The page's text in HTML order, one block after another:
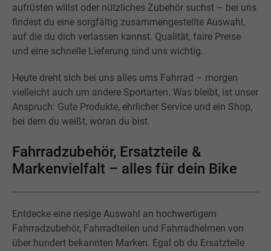
aufrüsten willst oder nützliches Zubehör suchst – bei uns
findest du eine sorgfältig zusammengestellte Auswahl,
auf die du dich verlassen kannst. Qualität, faire Preise
und eine schnelle Lieferung sind uns wichtig.
Heute dreht sich bei uns alles ums Fahrrad – morgen
vielleicht auch um andere Sportarten. Was bleibt, ist unser
Anspruch: Gute Produkte, ehrlicher Service und ein Shop,
bei dem du weißt, woran du bist.
Fahrradzubehör, Ersatzteile &
Markenvielfalt – alles für dein Bike
Entdecke eine riesige Auswahl an hochwertigem
Fahrradzubehör, Fahrradteilen und Fahrradhelmen von
über hundert bekannten Marken. Egal ob du Ersatzteile